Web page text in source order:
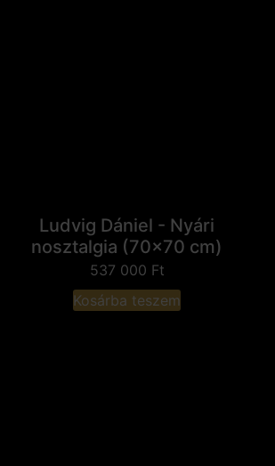
Ludvig Dániel - Nyári
nosztalgia (70x70 cm)
537 000 Ft
Kosárba teszem